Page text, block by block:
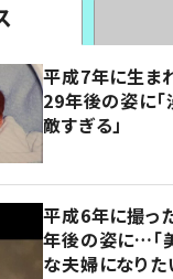
平成7年に生ま
29年後の姿に「
敵すぎる」
平成6年に撮っ
年後の姿に…「
な夫婦になりた